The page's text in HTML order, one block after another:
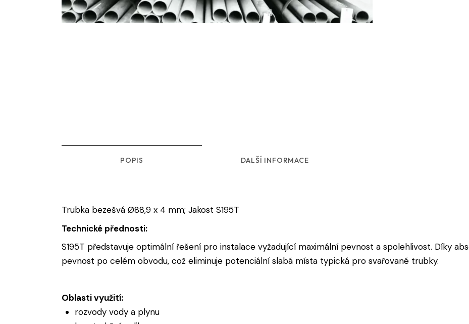
POPIS DALŠÍ INFORMACE
Trubka bezešvá Ø88,9 x 4 mm; Jakost S195T
Technické přednosti:
S195T představuje optimální řešení pro instalace vyžadující maximální pevnost a spolehlivost. Díky
pevnost po celém obvodu, což eliminuje potenciální slabá místa typická pro svařované trubky.
Oblasti využití:
rozvody vody a plynu